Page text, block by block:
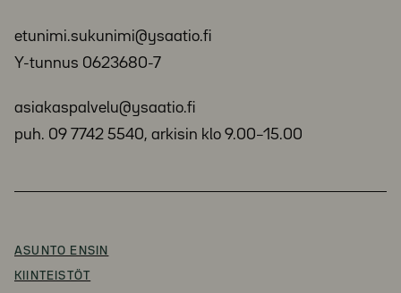
etunimi.sukunimi@ysaatio.fi
Y-tunnus 0623680-7
asiakaspalvelu@ysaatio.fi
puh. 09 7742 5540, arkisin klo 9.00–15.00
ASUNTO ENSIN
KIINTEISTÖT